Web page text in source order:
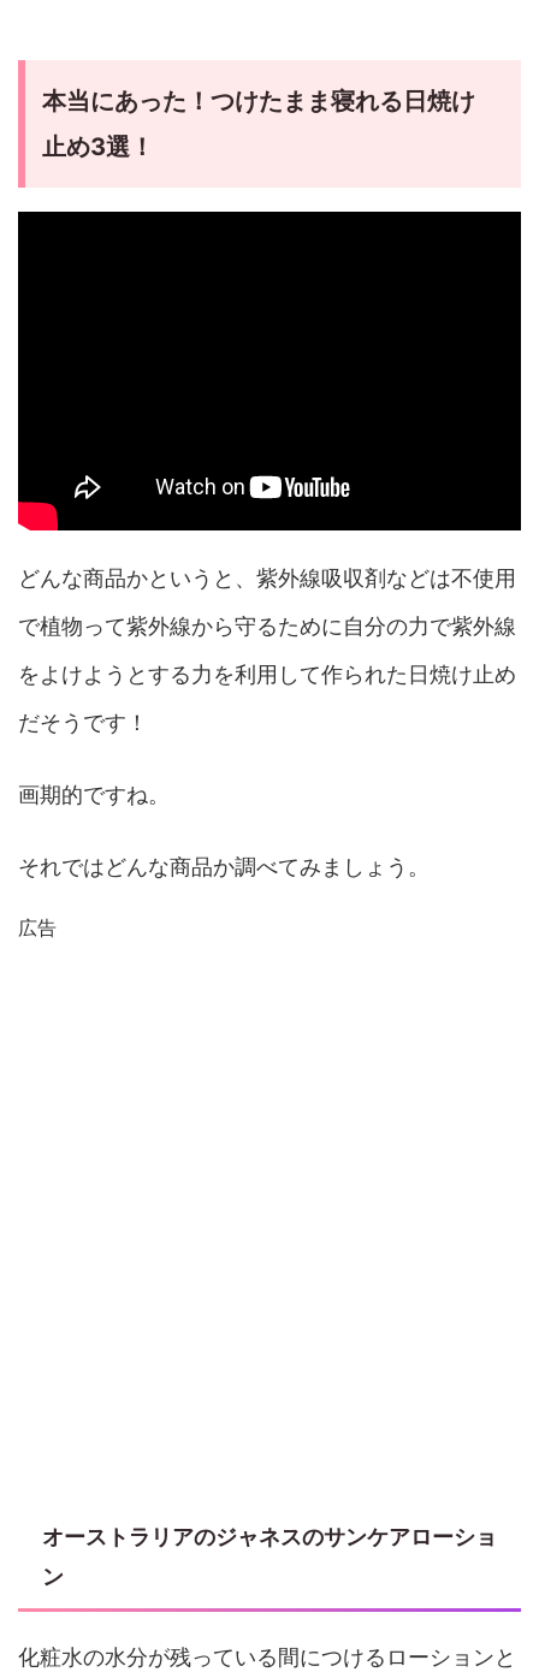
本当にあった！つけたまま寝れる日焼け
止め3選！
どんな商品かというと、紫外線吸収剤などは不使用
で植物って紫外線から守るために自分の力で紫外線
をよけようとする力を利用して作られた日焼け止め
だそうです！
画期的ですね。
それではどんな商品か調べてみましょう。
広告
オーストラリアのジャネスのサンケアローショ
ン
化粧水の水分が残っている間につけるローションと